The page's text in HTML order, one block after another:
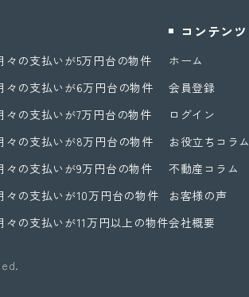
々の支払いが5万円台の物件
々の支払いが6万円台の物件
々の支払いが7万円台の物件
々の支払いが8万円台の物件
々の支払いが9万円台の物件
々の支払いが10万円台の物件
々の支払いが11万円以上の物件
コンテンツ
ホーム
会員登録
ログイン
お役立ちコラム
不動産コラム
お客様の声
会社概要